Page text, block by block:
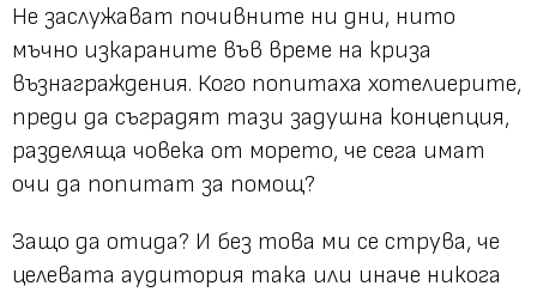
Не заслужават почивните ни дни, нито
мъчно изкараните във време на криза
възнаграждения. Кого попитаха хотелиерите,
преди да съградят тази задушна концепция,
разделяща човека от морето, че сега имат
очи да попитат за помощ?
Защо да отида? И без това ми се струва, че
целевата аудитория така или иначе никога